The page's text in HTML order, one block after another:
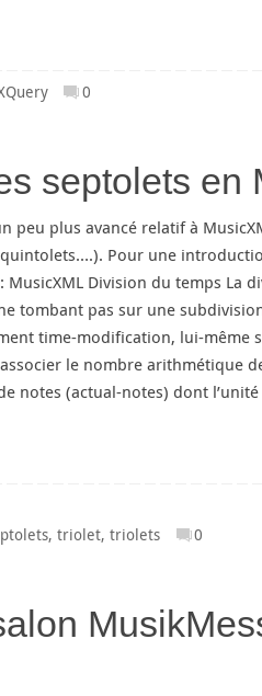
0
septolets en
peu plus avancé relatif à
Pour une
Division du temps La
tombant pas sur une
time-modification, lui-même
le nombre arithmétique
notes (actual-notes) dont
,triolet,triolets 0